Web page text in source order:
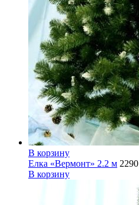
В корзину
Елка «Вермонт» 2.2 м 2290
В корзину